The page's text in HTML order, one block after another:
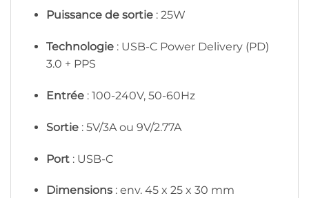
Puissance de sortie: 25W
Technologie: USB-C Power Delivery (PD)
3.0 + PPS
Entrée: 100-240V, 50-60Hz
Sortie: 5V/3A ou 9V/2.77A
Port: USB-C
Dimensions: env. 45 x 25 x 30 mm